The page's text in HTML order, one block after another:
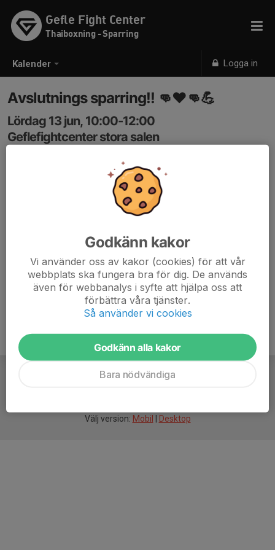
Kalender Logga in
Gefle Fight Center
Thaiboxning - Sparring
Avslutnings sparring!! 👊♥️👊💪
Lördag 13 jun, 10:00-12:00
Geflefightcenter stora salen
Stor gemensam sparring för att avsluta terminen. Alla
Välj version: Mobil Desktop
Godkänn kakor
Vi använder oss av kakor (cookies) för att vår
webbplats ska fungera bra för dig. De används
även för webbanalys i syfte att hjälpa oss att
förbättra våra tjänster.
Så använder vi cookies
Godkänn alla kakor
Bara nödvändiga